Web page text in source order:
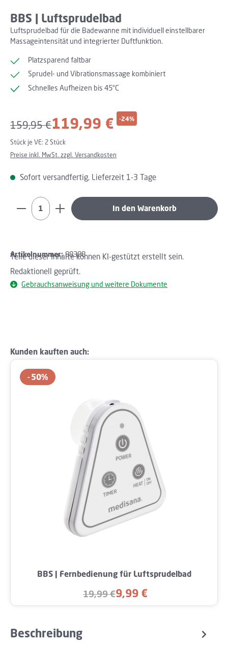
BBS | Luftsprudelbad
Luftsprudelbad für die Badewanne mit individuell einstellbarer
Massageintensität und integrierter Duftfunktion.
Platzsparend faltbar
Sprudel- und Vibrationsmassage kombiniert
Schnelles Aufheizen bis 45°C
119,99 € -24%
Regulärer Preis:
159,95 €
Stück je VE: 2 Stück
Preise inkl. MwSt. zzgl. Versandkosten
Sofort versandfertig, Lieferzeit 1-3 Tage
Produkt Anzahl: Gib den gewünschten Wert ein
In den Warenkorb
Artikelnummer:88388
Teile dieser Inhalte können KI-gestützt erstellt sein.
Redaktionell geprüft.
Gebrauchsanweisung und weitere Dokumente
Produktgalerie überspringen
Kunden kauften auch:
50%
BBS | Fernbedienung für Luftsprudelbad
Verkaufspreis:
9,99 €
Regulärer Preis:
19,99 €
Beschreibung